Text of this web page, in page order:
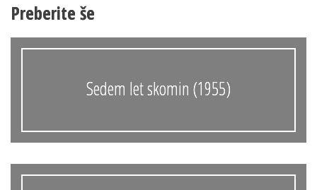
Preberite še
Sedem let skomin (1955)